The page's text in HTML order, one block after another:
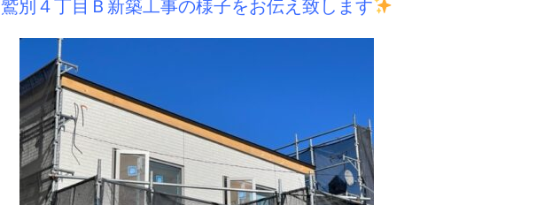
鷲別４丁目Ｂ新築工事の様子をお伝え致します